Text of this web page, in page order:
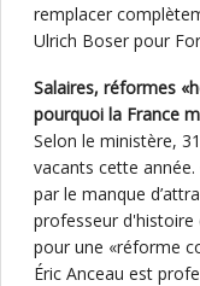
remplacer
Ulrich Boser pour
Salaires, réformes
pourquoi la France
Selon le ministère,
vacants cette année.
par le manque
professeur d'histoire
pour une «réforme
Éric Anceau est